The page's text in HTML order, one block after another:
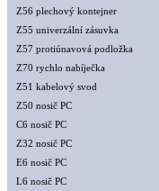
Z56 plechový kontejner
Z55 univerzální zásuvka
Z57 protiúnavová podložka
Z70 rychlo nabíječka
Z51 kabelový svod
Z50 nosič PC
C6 nosič PC
Z32 nosič PC
E6 nosič PC
L6 nosič PC